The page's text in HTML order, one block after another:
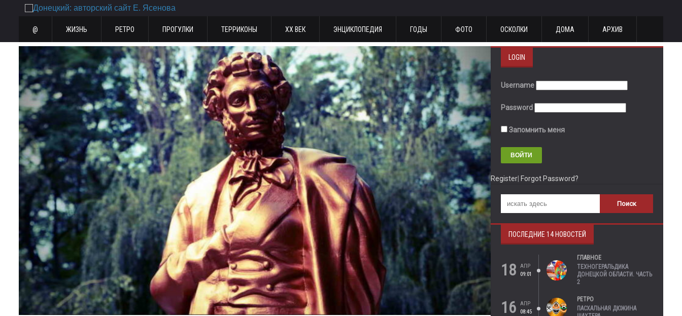
@ ЖИЗНЬ РЕТРО ПРОГУЛКИ ТЕРРИКОНЫ ХХ ВЕК ЭНЦИКЛОПЕДИЯ ГОДЫ ФОТО ОСКОЛКИ ДОМА АРХИВ
LOGIN
Username
Password
Запомнить меня
Register Forgot Password?
ПОСЛЕДНИЕ 14 НОВОСТЕЙ
18
АПР
09:01
ГЛАВНОЕ
ТЕХНОГЕРАЛЬДИКА
ДОНЕЦКОЙ ОБЛАСТИ. ЧАСТЬ
2
16
АПР
08:45
РЕТРО
ПАСХАЛЬНАЯ ДЮЖИНА